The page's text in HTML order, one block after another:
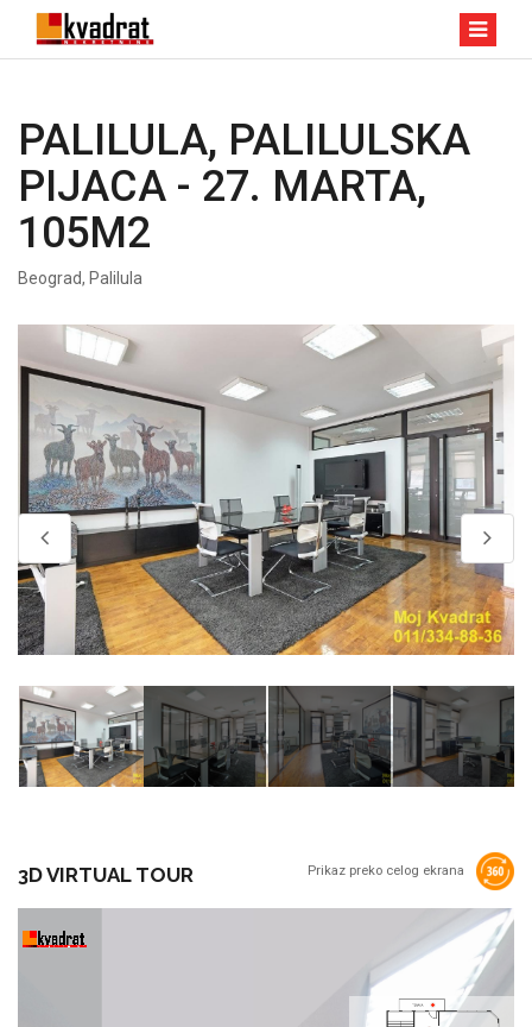
PALILULA, PALILULSKA
PIJACA - 27. MARTA,
105M2
Beograd, Palilula
Prikaz preko celog ekrana
3D VIRTUAL TOUR